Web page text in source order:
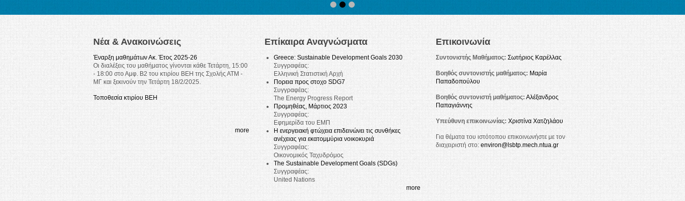
Νέα & Ανακοινώσεις
Έναρξη μαθημάτων Ακ. Έτος 2025-26
Οι διαλέξεις του μαθήματος γίνονται κάθε Τετάρτη, 15:00
- 18:00 στο Αμφ. Β2 του κτιρίου ΒΕΗ της Σχολής ΑΤΜ -
ΜΓ και ξεκινούν την Τετάρτη 18/2/2025.
Τοποθεσία κτιρίου ΒΕΗ
Τετάρτη 19 Φεβρουαρίου Γαλλικό Ινστιτούτο. Ημερίδαmore
Επίκαιρα Αναγνώσματα
Greece: Sustainable Development Goals 2030
Συγγραφέας:
Ελληνική Στατιστική Αρχή
Πορεια προς στοχο SDG7
Συγγραφέας:
The Energy Progress Report
Προμηθέας, Μάρτιος 2023
Συγγραφέας:
Εφημερίδα του ΕΜΠ
Η ενεργειακή φτώχεια επιδεινώνει τις συνθήκες
ανέχειας για εκατομμύρια νοικοκυριά
Συγγραφέας:
Οικονομικός Ταχυδρόμος
The Sustainable Development Goals (SDGs)
Συγγραφέας:
United Nations
more
Επικοινωνία
Συντονιστής Μαθήματος: Σωτήριος Καρέλλας
Βοηθός συντονιστής μαθήματος: Μαρία
Παπαδοπούλου
Βοηθός συντονιστή μαθήματος: Αλέξανδρος
Παπαγιάννης
Υπεύθυνη επικοινωνίας: Χριστίνα Χατζηλάου
Για θέματα του ιστότοπου επικοινωνήστε με τον
διαχειριστή στο: environ@lsbtp.mech.ntua.gr